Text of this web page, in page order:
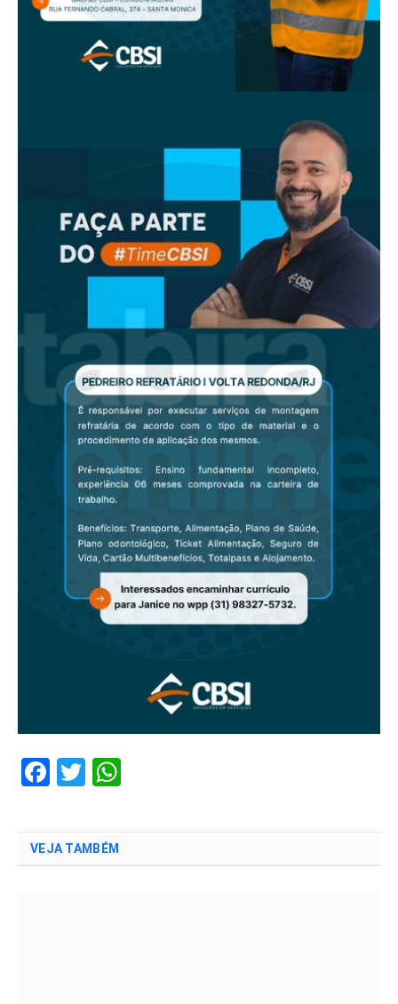
Facebook
Twitter
VEJA TAMBÉM